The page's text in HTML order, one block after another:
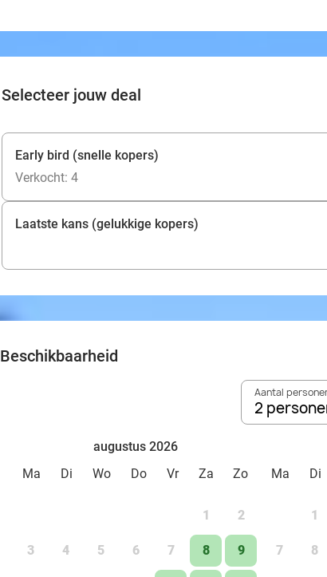
Selecteer jouw deal
Early bird (snelle kopers)
Verkocht: 4
Laatste kans (gelukkige kopers)
Beschikbaarheid
Aantal
2
augustus 2026
Ma
Di Wo Do Vr Za Zo
1 2
3 4 5 6 7 8 9
Ma
Di
1
7 8